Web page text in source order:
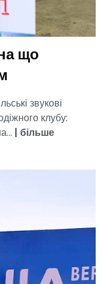
що
звукові
клубу:
| більше